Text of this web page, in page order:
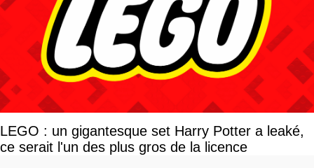
LEGO : un gigantesque set Harry Potter a leaké,
ce serait l'un des plus gros de la licence